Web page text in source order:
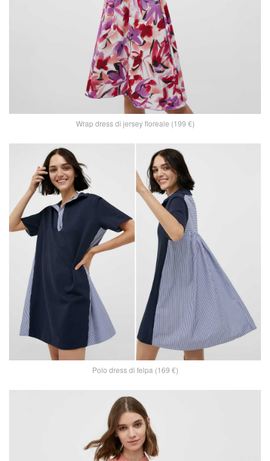
Wrap dress di jersey floreale (199 €)
Polo dress di felpa (169 €)